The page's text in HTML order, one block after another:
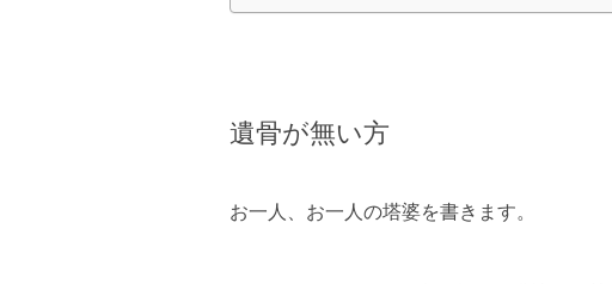
遺骨が無い方
お一人、お一人の塔婆を書きます。